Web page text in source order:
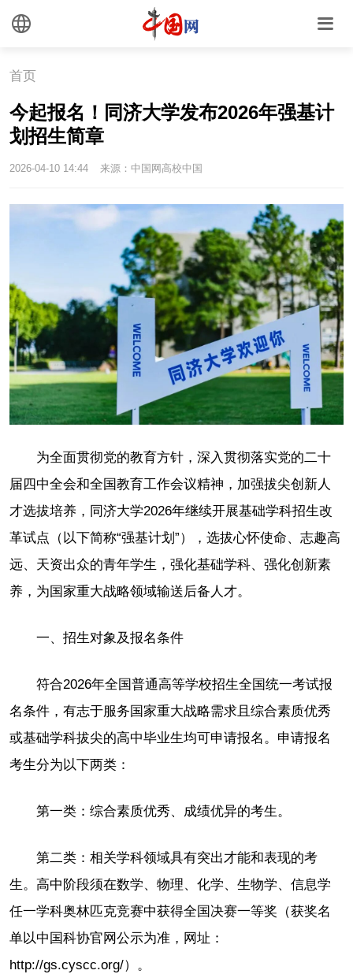
首页
今起报名！同济大学发布2026年强基计
划招生简章
2026-04-10 14:44 来源：中国网高校中国
为全面贯彻党的教育方针，深入贯彻落实党的二十
届四中全会和全国教育工作会议精神，加强拔尖创新人
才选拔培养，同济大学2026年继续开展基础学科招生改
革试点（以下简称“强基计划”），选拔心怀使命、志趣高
远、天资出众的青年学生，强化基础学科、强化创新素
养，为国家重大战略领域输送后备人才。
一、招生对象及报名条件
符合2026年全国普通高等学校招生全国统一考试报
名条件，有志于服务国家重大战略需求且综合素质优秀
或基础学科拔尖的高中毕业生均可申请报名。申请报名
考生分为以下两类：
第一类：综合素质优秀、成绩优异的考生。
第二类：相关学科领域具有突出才能和表现的考
生。高中阶段须在数学、物理、化学、生物学、信息学
任一学科奥林匹克竞赛中获得全国决赛一等奖（获奖名
单以中国科协官网公示为准，网址：
http://gs.cyscc.org/）。